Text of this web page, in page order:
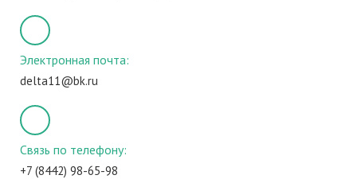
Электронная почта:
delta11@bk.ru
Связь по телефону:
+7 (8442) 98-65-98